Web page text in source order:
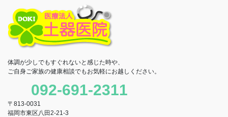
体調が少しでもすぐれないと感じた時や、
ご自身ご家族の健康相談でもお気軽にお越しください。
092-691-2311
〒813-0031
福岡市東区八田2-21-3